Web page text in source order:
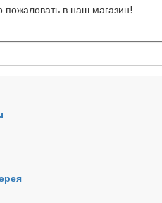
пожаловать в наш магазин!